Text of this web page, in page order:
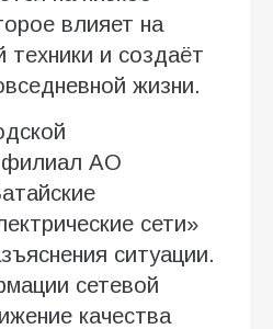
влияет на
и создаёт
жизни.
филиал АО
сети»
ситуации.
сетевой
качества